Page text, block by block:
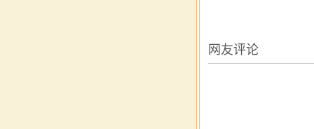
网友评论